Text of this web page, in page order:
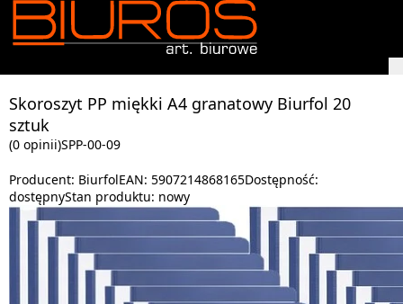
Skoroszyt PP miękki A4 granatowy Biurfol 20
sztuk
(0 opinii)SPP-00-09
Producent: BiurfolEAN: 5907214868165Dostępność:
dostępnyStan produktu: nowy